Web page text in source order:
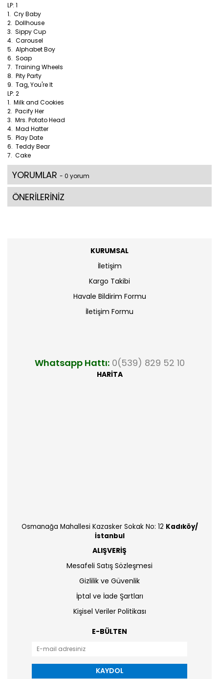
LP: 1
1. Cry Baby
2. Dollhouse
3. Sippy Cup
4. Carousel
5. Alphabet Boy
6. Soap
7. Training Wheels
8. Pity Party
9. Tag, You're It
LP: 2
1. Milk and Cookies
2. Pacify Her
3. Mrs. Potato Head
4. Mad Hatter
5. Play Date
6. Teddy Bear
7. Cake
YORUMLAR - 0 yorum
ÖNERİLERİNİZ
KURUMSAL
İletişim
Kargo Takibi
Havale Bildirim Formu
İletişim Formu
Whatsapp Hattı: 0(539) 829 52 10
HARİTA
Osmanağa Mahallesi Kazasker Sokak No: 12 Kadıköy/
İstanbul
ALIŞVERİŞ
Mesafeli Satış Sözleşmesi
Gizlilik ve Güvenlik
İptal ve İade Şartları
Kişisel Veriler Politikası
E-BÜLTEN
KAYDOL